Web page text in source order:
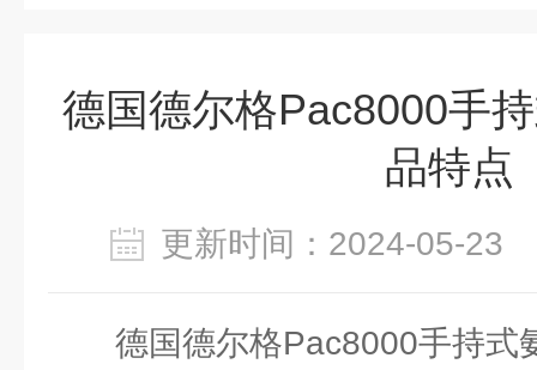
德国德尔格Pac8000手
品特点
更新时间：2024-05-
德国德尔格Pac8000手持式